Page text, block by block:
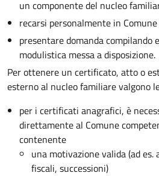
un componente del nucleo
recarsi personalmente in Comune
presentare domanda compilando
modulistica messa a disposizione.
Per ottenere un certificato, atto o
esterno al nucleo familiare valgono
per i certificati anagrafici, è
direttamente al Comune
contenente
una motivazione valida (ad es.
fiscali, successioni)